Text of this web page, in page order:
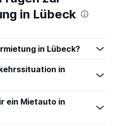
in Lübeck
in Lübeck?
in
ein Mietauto in